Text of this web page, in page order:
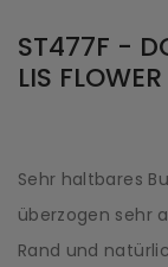
ST477F -
LIS FLOWER
Sehr haltbares
überzogen sehr
Rand und